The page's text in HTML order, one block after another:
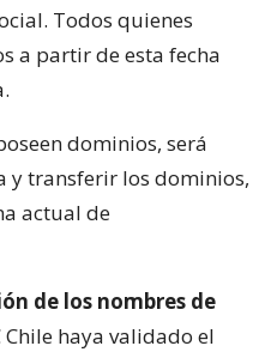
Todos quienes
a partir de esta fecha
dominios, será
y transferir los dominios,
actual de
de los nombres de
Chile haya validado el